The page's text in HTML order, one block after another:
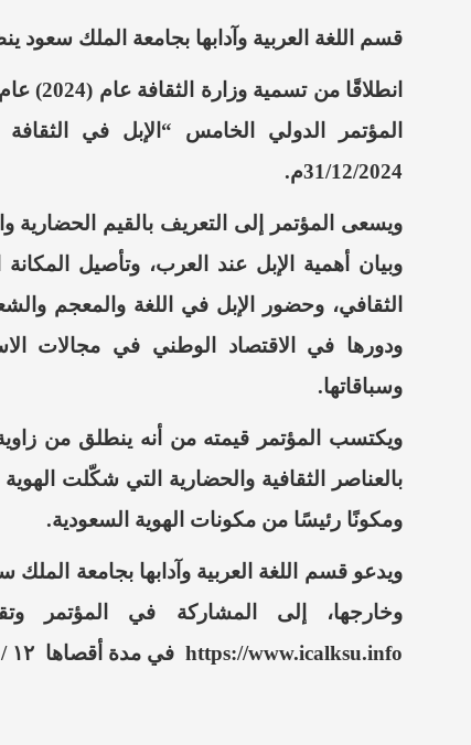
قسم اللغة العربية وآدابها بجامعة الملك سعود
31/12/2024م.
ويسعى المؤتمر إلى التعريف بالقيم الحضارية
وبيان أهمية الإبل عند العرب، وتأصيل
الثقافي، وحضور الإبل في اللغة والمعجم
ودورها في الاقتصاد الوطني في مجالات
وسباقاتها.
بالعناصر الثقافية والحضارية التي شكّلت
ومكونًا رئيسًا من مكونات الهوية السعودية.
ويدعو قسم اللغة العربية وآدابها بجامعة الملك
وخارجها، إلى المشاركة في المؤتمر
https://www.icalksu.info في مدة أقصاها ١٢ / ٣ / ١٤٤٦ ه، ١٥ / ٩ / ٢٠٢٤م.